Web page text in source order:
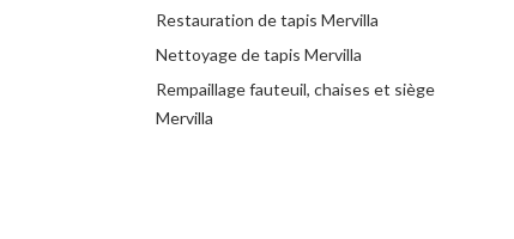
Restauration de tapis Mervilla
Nettoyage de tapis Mervilla
Rempaillage fauteuil, chaises et siège
Mervilla